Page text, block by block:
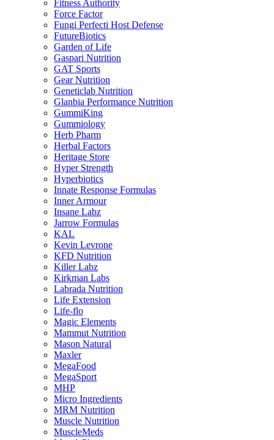
Fitness Authority
Force Factor
Fungi Perfecti Host Defense
FutureBiotics
Garden of Life
Gaspari Nutrition
GAT Sports
Gear Nutrition
Geneticlab Nutrition
Glanbia Performance Nutrition
GummiKing
Gummiology
Herb Pharm
Herbal Factors
Heritage Store
Hyper Strength
Hyperbiotics
Innate Response Formulas
Inner Armour
Insane Labz
Jarrow Formulas
KAL
Kevin Levrone
KFD Nutrition
Killer Labz
Kirkman Labs
Labrada Nutrition
Life Extension
Life-flo
Magic Elements
Mammut Nutrition
Mason Natural
Maxler
MegaFood
MegaSport
MHP
Micro Ingredients
MRM Nutrition
Muscle Nutrition
MuscleMeds